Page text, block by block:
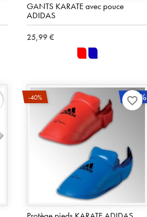
GANTS KARATE avec pouce
ADIDAS
25,99 €
rouge
-40% -40%
favorite_border